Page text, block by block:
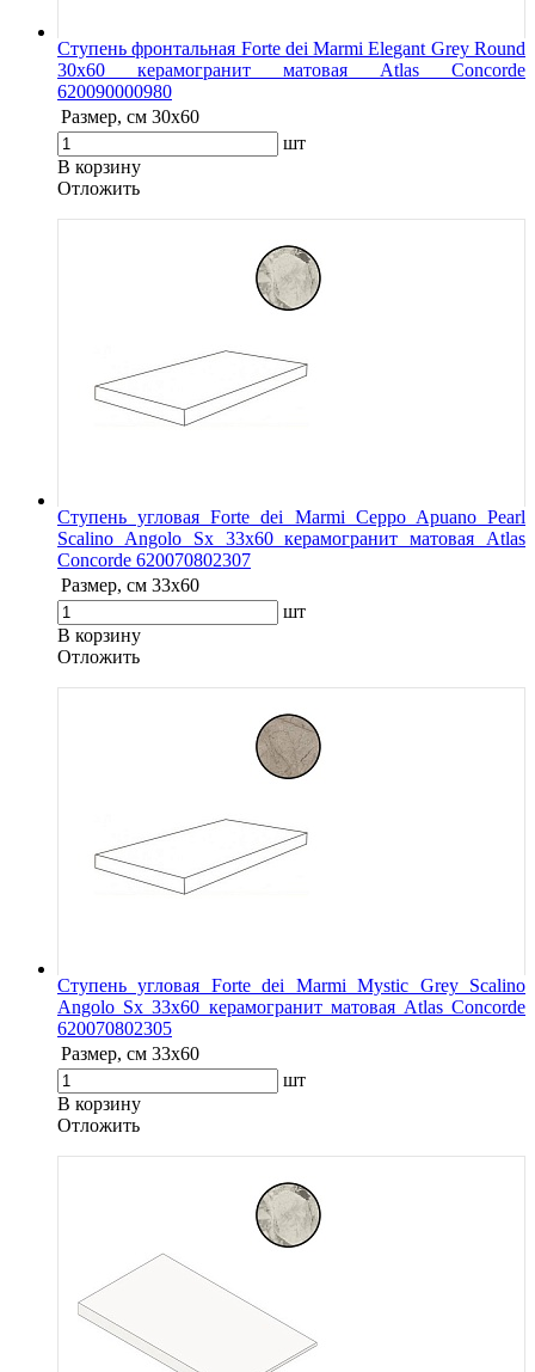
Ступень фронтальная Forte dei Marmi Elegant Grey Round
30х60 керамогранит матовая Atlas Concorde
620090000980
Размер, см 30x60
шт
В корзину
Oтложить
Ступень угловая Forte dei Marmi Ceppo Apuano Pearl
Scalino Angolo Sx 33x60 керамогранит матовая Atlas
Concorde 620070802307
Размер, см 33x60
шт
В корзину
Oтложить
Ступень угловая Forte dei Marmi Mystic Grey Scalino
Angolo Sx 33x60 керамогранит матовая Atlas Concorde
620070802305
Размер, см 33x60
шт
В корзину
Oтложить